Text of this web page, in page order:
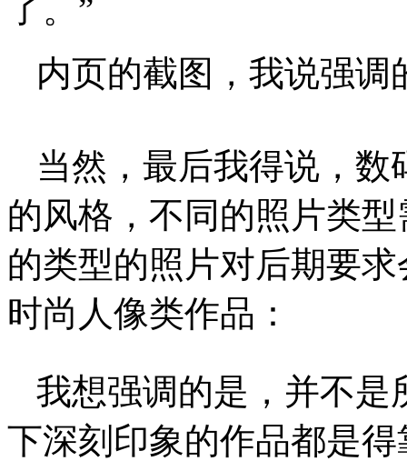
了。”
内页的截图，我说强调
当然，最后我得说，
的风格，不同的照片类
的类型的照片对后期要
时尚人像类作品：
我想强调的是，并不是
下深刻印象的作品都是